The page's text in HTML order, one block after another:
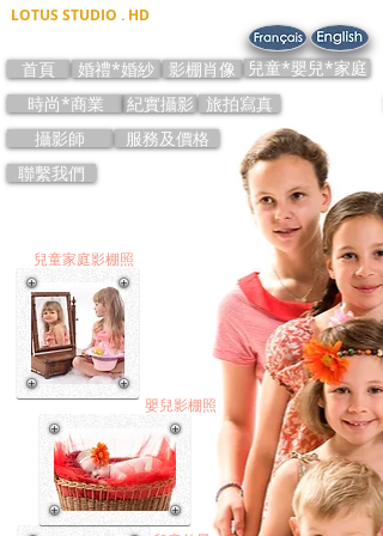
LOTUS STUDIO . HD
首頁 婚禮*婚紗 影棚肖像
兒童*嬰兒*家庭
時尚*商業
紀實攝影
旅拍寫真
攝影師
服務及價格
聯繫我們
兒童家庭影棚照
嬰兒影棚照